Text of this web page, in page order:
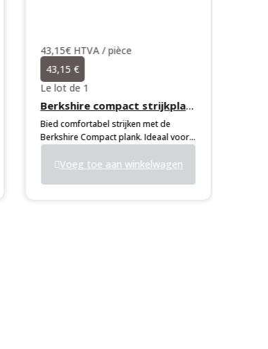
43,15€ HTVA / pièce
43,15 €
Le lot de 1
Berkshire compact strijkplank
Bied comfortabel strijken met de
Berkshire Compact plank. Ideaal voor
stevig frame en een beschermende
Voeg toe aan winkelwagen